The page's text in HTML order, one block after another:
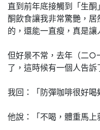
直到前年底接觸到「生
酮飲食讓我非常驚艷，
的，還能一直瘦，真是讓
但好景不常，去年（二○
了，這時候有一個人告訴
我回：「防彈咖啡很好喝
他說：「不喝，體重馬上